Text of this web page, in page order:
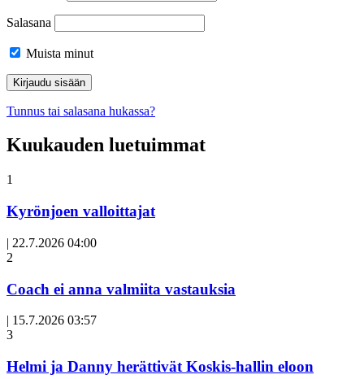
Salasana
Muista minut
Tunnus tai salasana hukassa?
Kuukauden luetuimmat
1
Kyrönjoen valloittajat
| 22.7.2026 04:00
Avoin
2
Coach ei anna valmiita vastauksia
| 15.7.2026 03:57
3
Helmi ja Danny herättivät Koskis-hallin eloon